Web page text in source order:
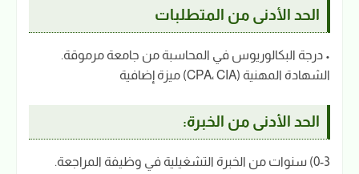
الحد الأدنى من المتطلبات
• درجة البكالوريوس في المحاسبة من جامعة مرموقة.
الشهادة المهنية (CPA، CIA) ميزة إضافية
الحد الأدنى من الخبرة:
0-3) سنوات من الخبرة التشغيلية في وظيفة المراجعة.